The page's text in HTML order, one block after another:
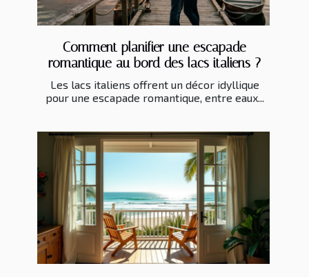
Comment planifier une escapade
romantique au bord des lacs italiens ?
Les lacs italiens offrent un décor idyllique
pour une escapade romantique, entre eaux...